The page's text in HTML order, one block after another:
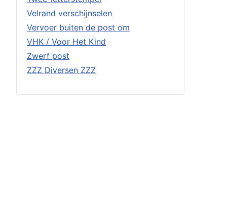
Velrand verschijnselen
Vervoer buiten de post om
VHK / Voor Het Kind
Zwerf post
ZZZ Diversen ZZZ